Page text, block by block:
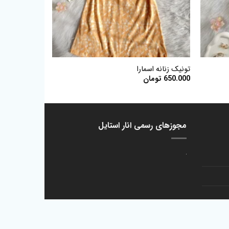
تونیک زنانه اسمارا
650.000 تومان
مجوزهای رسمی انار استایل